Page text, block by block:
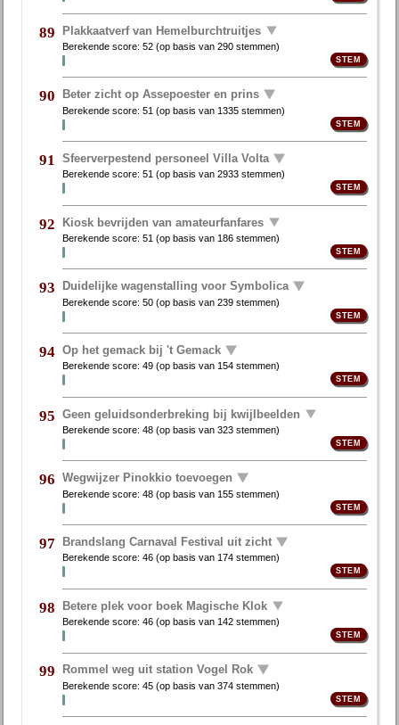
89 Plakkaatverf van Hemelburchtruitjes
Berekende score:52 (op basis van290 stemmen)
90 Beter zicht op Assepoester en prins
Berekende score:51 (op basis van 1335 stemmen)
91 Sfeerverpestend personeel Villa Volta
Berekende score:51 (op basis van2933 stemmen)
92 Kiosk bevrijden van amateurfanfares
Berekende score:51 (op basis van 186 stemmen)
93 Duidelijke wagenstalling voor Symbolica
Berekende score:50 (op basis van239 stemmen)
94 Op het gemack bij 't Gemack
Berekende score:49 (op basis van 154 stemmen)
95 Geen geluidsonderbreking bij kwijlbeelden
Berekende score:48 (op basis van323 stemmen)
96 Wegwijzer Pinokkio toevoegen
Berekende score:48 (op basis van 155 stemmen)
97 Brandslang Carnaval Festival uit zicht
Berekende score:46 (op basis van 174 stemmen)
98 Betere plek voor boek Magische Klok
Berekende score:46 (op basis van 142 stemmen)
99 Rommel weg uit station Vogel Rok
Berekende score:45 (op basis van374 stemmen)